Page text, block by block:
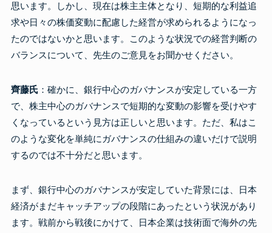
思います。しかし、現在は株主主体となり、短期的な利益追
求や日々の株価変動に配慮した経営が求められるようになっ
たのではないかと思います。このような状況での経営判断の
バランスについて、先生のご意見をお聞かせください。
齊藤氏：確かに、銀行中心のガバナンスが安定している一方
で、株主中心のガバナンスで短期的な変動の影響を受けやす
くなっているという見方は正しいと思います。ただ、私はこ
のような変化を単純にガバナンスの仕組みの違いだけで説明
するのでは不十分だと思います。
まず、銀行中心のガバナンスが安定していた背景には、日本
経済がまだキャッチアップの段階にあったという状況があり
ます。戦前から戦後にかけて、日本企業は技術面で海外の先